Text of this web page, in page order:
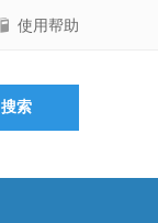
使用帮助